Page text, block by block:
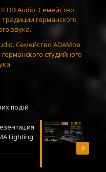
Audio. Семейство
германского
звука.
Семейство ADAMов
студийного
подій
0
Lighting